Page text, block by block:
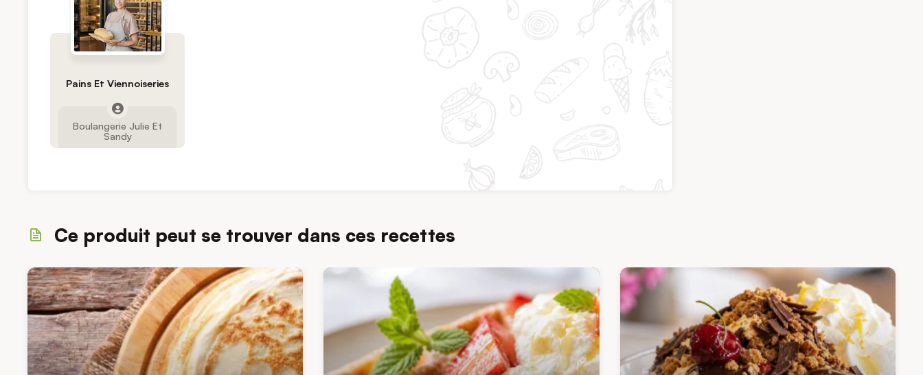
Pains Et Viennoiseries
Boulangerie Julie Et
Sandy
Ce produit peut se trouver dans ces recettes